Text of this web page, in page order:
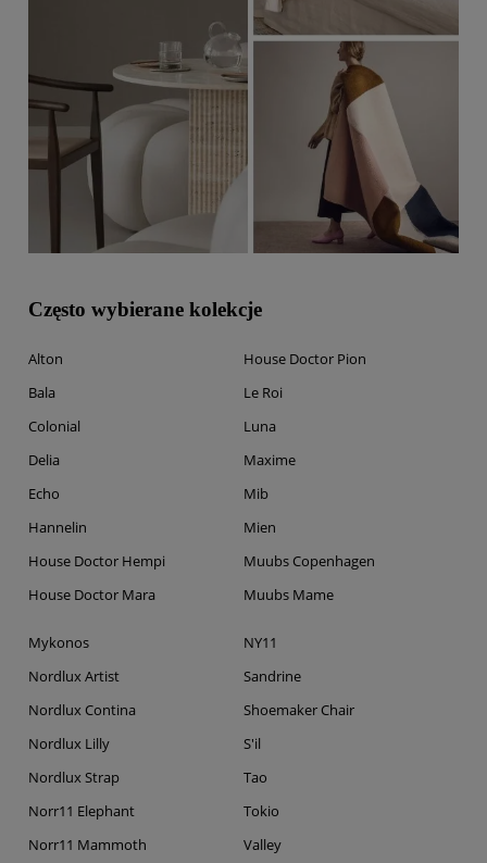
Często wybierane kolekcje
Alton
Bala
Colonial
Delia
Echo
Hannelin
House Doctor Hempi
House Doctor Mara
House Doctor Pion
Le Roi
Luna
Maxime
Mib
Mien
Muubs Copenhagen
Muubs Mame
Mykonos
Nordlux Artist
Nordlux Contina
Nordlux Lilly
Nordlux Strap
Norr11 Elephant
Norr11 Mammoth
NY11
Sandrine
Shoemaker Chair
S'il
Tao
Tokio
Valley